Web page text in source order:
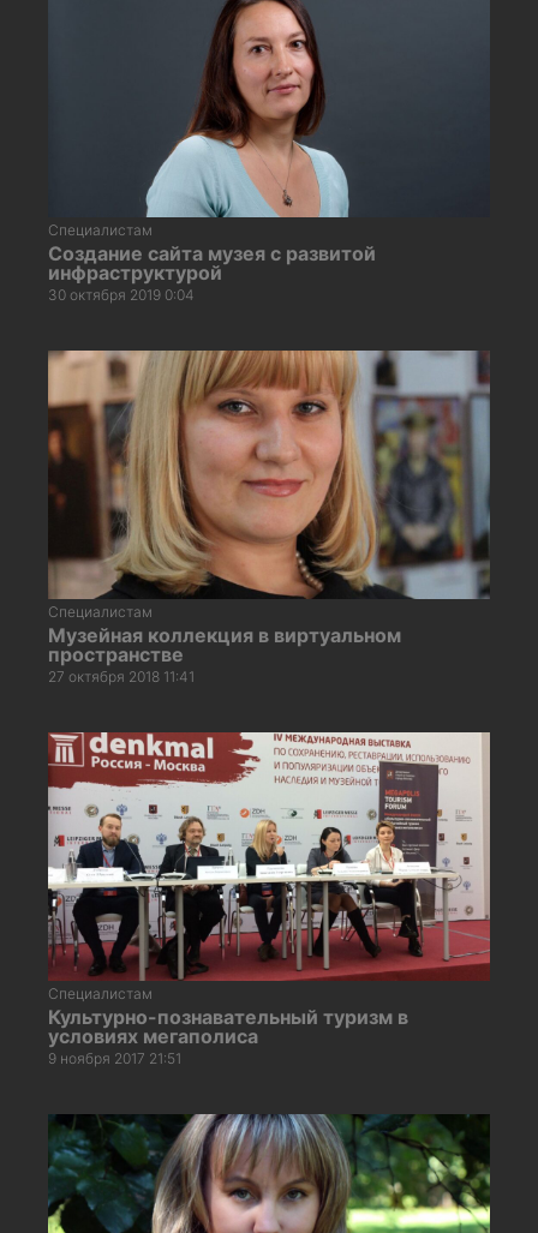
Специалистам
Создание сайта музея с развитой
инфраструктурой
30 октября 2019 0:04
Специалистам
Музейная коллекция в виртуальном
пространстве
27 октября 2018 11:41
Специалистам
Культурно-познавательный туризм в
условиях мегаполиса
9 ноября 2017 21:51